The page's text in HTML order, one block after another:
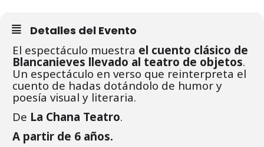
Detalles del Evento
El espectáculo muestra el cuento clásico de
Blancanieves llevado al teatro de objetos.
Un espectáculo en verso que reinterpreta el
cuento de hadas dotándolo de humor y
poesía visual y literaria.
De La Chana Teatro.
A partir de 6 años.